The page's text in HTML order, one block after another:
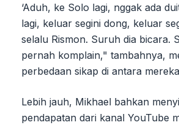
‘Aduh, ke Solo lagi, nggak ada
lagi, keluar segini dong, keluar
selalu Rismon. Suruh dia bicara.
pernah komplain," tambahnya,
perbedaan sikap di antara
Lebih jauh, Mikhael bahkan
pendapatan dari kanal YouTube